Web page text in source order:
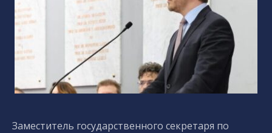
Заместитель государственного секретаря по